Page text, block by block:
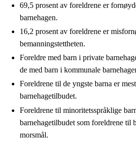
69,5 prosent av foreldrene er
barnehagen.
16,2 prosent av foreldrene er
bemanningstettheten.
Foreldre med barn i private
de med barn i kommunale
Foreldrene til de yngste barna er
barnehagetilbudet.
Foreldrene til minoritetsspråklige
barnehagetilbudet som foreldrene til
morsmål.